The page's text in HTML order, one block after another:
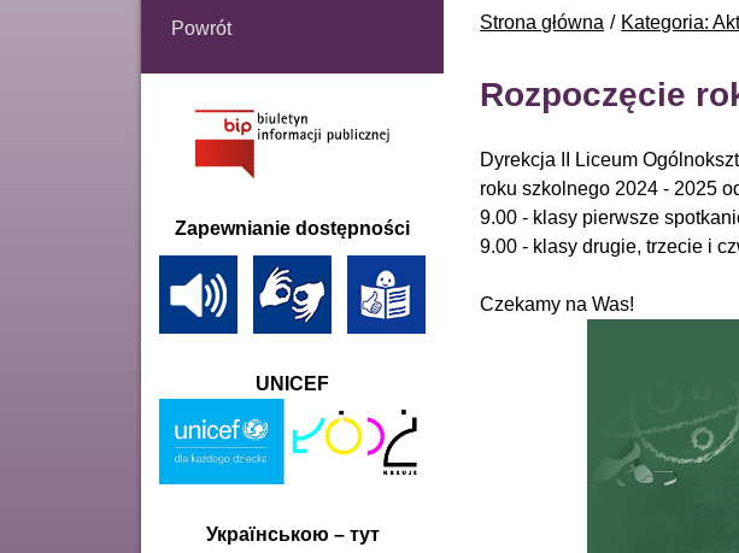
Strona główna Kategoria:
Rozpoczęcie
Dyrekcja II Liceum
roku szkolnego 2024 - 2025
9.00 - klasy pierwsze
9.00 - klasy drugie, trzecie i
Czekamy na Was!
Powrót
Zapewnianie dostępności
UNICEF
Українською – тут